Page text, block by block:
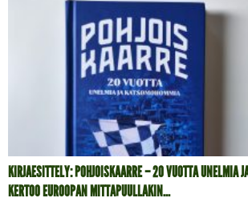
KIRJAESITTELY: POHJOISKAARRE – 20 VUOTTA UNELMIA
KERTOO EUROOPAN MITTAPUULLAKIN...